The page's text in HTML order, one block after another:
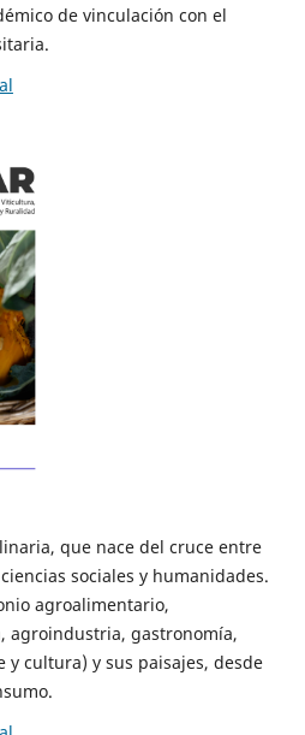
de vinculación con el
que nace del cruce entre
sociales y humanidades.
agroalimentario,
gastronomía,
cultura) y sus paisajes, desde